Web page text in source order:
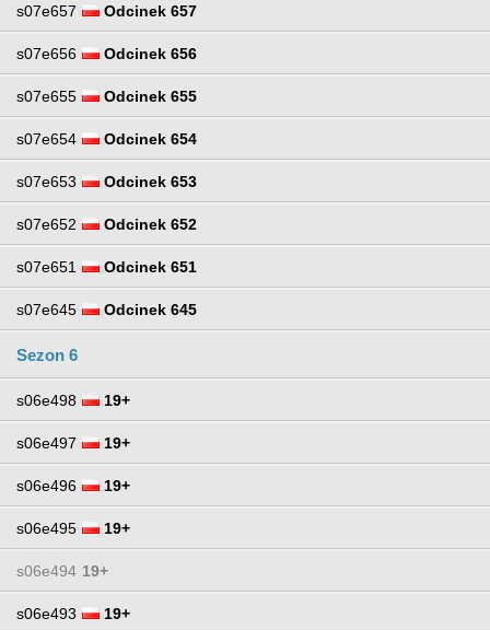
s07e657 Odcinek 657
s07e656 Odcinek 656
s07e655 Odcinek 655
s07e654 Odcinek 654
s07e653 Odcinek 653
s07e652 Odcinek 652
s07e651 Odcinek 651
s07e645 Odcinek 645
Sezon 6
s06e498 19+
s06e497 19+
s06e496 19+
s06e495 19+
s06e494 19+
s06e493 19+